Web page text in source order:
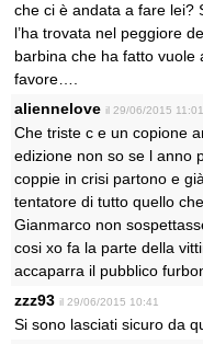
che ci è andata a fare lei?
l’ha trovata nel peggiore
barbina che ha fatto
favore….
aliennelove il 29/06/2015 11:01
Che triste c e un copione
edizione non so se l anno
coppie in crisi partono e
tentatore di tutto quello
Gianmarco non
cosi xo fa la parte della
accaparra il pubblico
zzz93 il 29/06/2015 10:41
Si sono lasciati sicuro da